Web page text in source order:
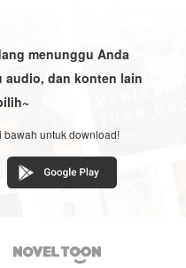
menunggu Anda
audio, dan konten lain
bawah untuk download!
